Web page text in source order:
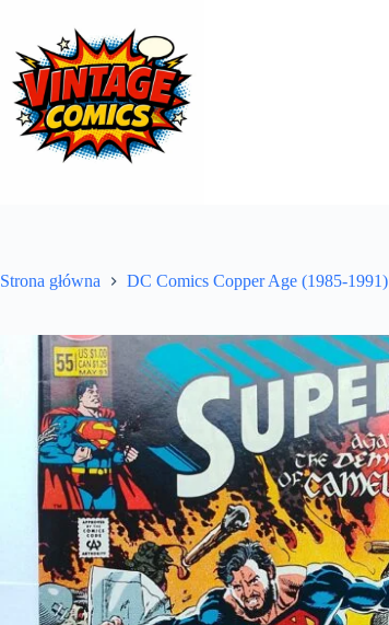
treści
Strona główna DC Comics Copper Age (1985-1991)